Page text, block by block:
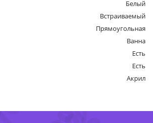
Белый
Встраиваемый
Прямоугольная
Ванна
Есть
Есть
Акрил